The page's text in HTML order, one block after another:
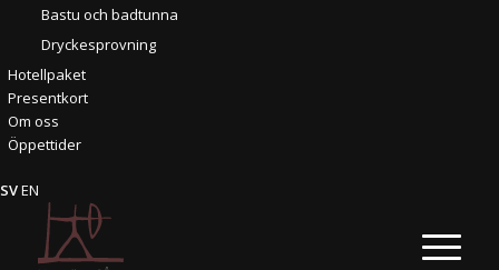
Bastu och badtunna
Dryckesprovning
Hotellpaket
Presentkort
Om oss
Öppettider
SVEN